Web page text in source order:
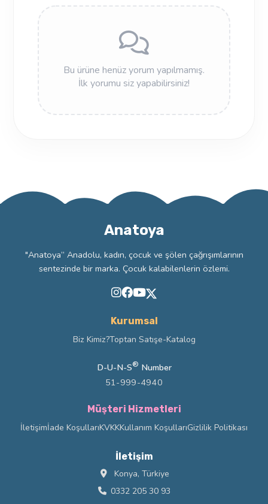
Bu ürüne henüz yorum yapılmamış.
İlk yorumu siz yapabilirsiniz!
Anatoya
"Anatoya” Anadolu, kadın, çocuk ve şölen çağrışımlarının
sentezinde bir marka. Çocuk kalabilenlerin özlemi.
Kurumsal
Biz Kimiz?Toptan Satışe-Katalog
D-U-N-S® Number
51-999-4940
Müşteri Hizmetleri
İletişimİade KoşullarıKVKKKullanım KoşullarıGizlilik Politikası
İletişim
Konya, Türkiye
0332 205 30 93